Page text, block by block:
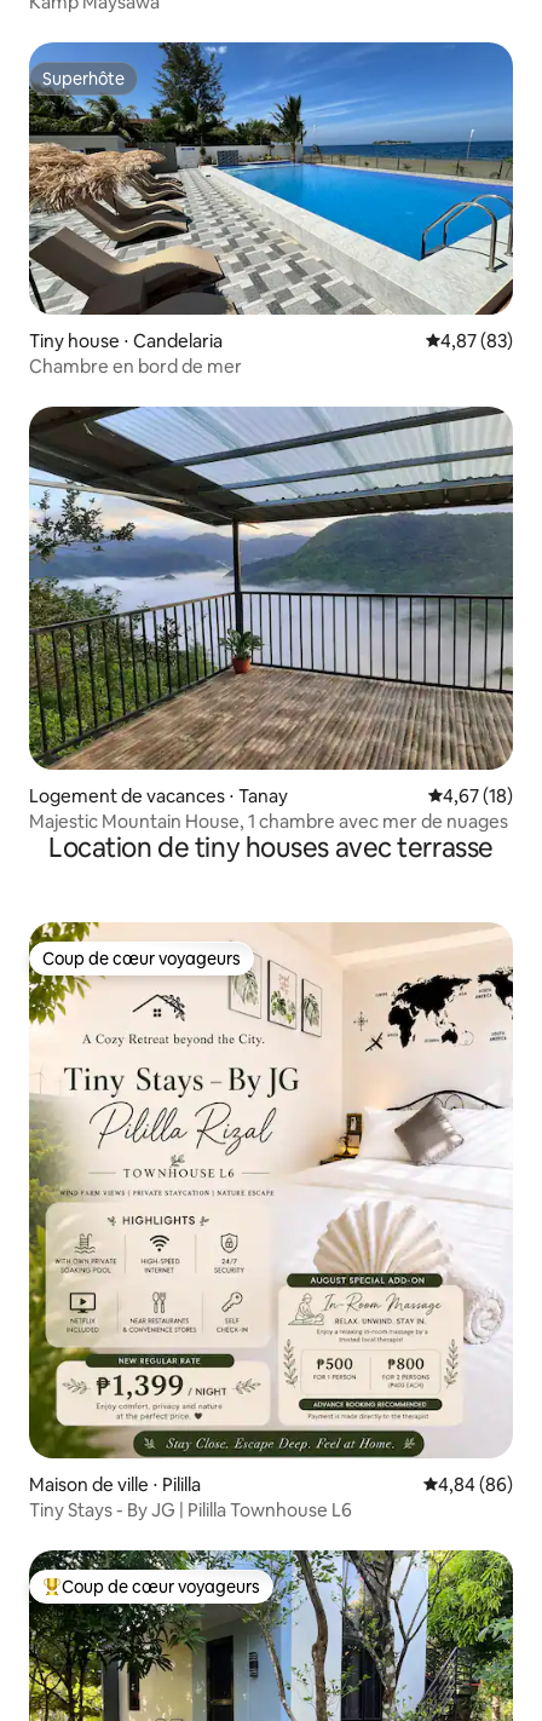
Superhôte
Superhôte
Tiny house ⋅ Candelaria Évaluation
4,87 (83)
Chambre en bord de mer
Logement de vacances ⋅ Tanay Évaluation
4,67 (18)
Majestic Mountain House, 1 chambre avec mer de nuages
Location de tiny houses avec terrasse
Coup de cœur voyageurs
Coup de cœur voyageurs
Maison de ville ⋅ Pililla Évaluation
4,84 (86)
Tiny Stays - By JG | Pililla Townhouse L6
Coups de cœur voyageurs les plus appréciés
Coup de cœur voyageurs